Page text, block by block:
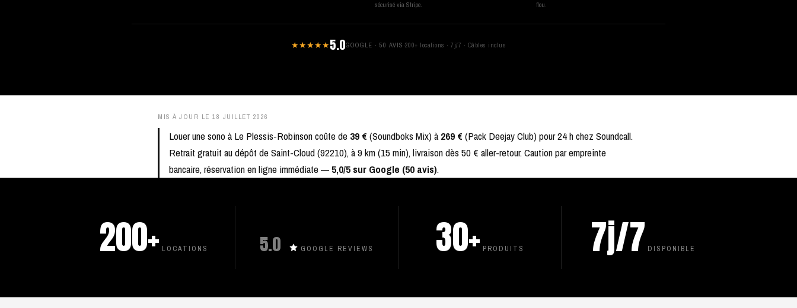
sécurisé via Stripe.
flou.
★★★★★5.0GOOGLE · 50 AVIS ·200+ locations · 7j/7 · Câbles inclus
MIS À JOUR LE 18 JUILLET 2026
Louer une sono à Le Plessis-Robinson coûte de 39 € (Soundboks Mix) à269 € (Pack Deejay Club) pour 24 h chez Soundcall.
Retrait gratuit au dépôt de Saint-Cloud (92210), à 9 km (15 min), livraison dès 50 € aller-retour. Caution par empreinte
bancaire, réservation en ligne immédiate — 5,0/5 sur Google (50 avis).
200+ LOCATIONS 5.0 GOOGLE REVIEWS 30+ PRODUITS 7j/7 DISPONIBLE